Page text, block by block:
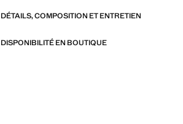
DÉTAILS, COMPOSITION ET ENTRETIEN
DISPONIBILITÉ EN BOUTIQUE